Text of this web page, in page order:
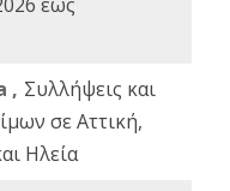
, Συλλήψεις και
σε Αττική,
Ηλεία